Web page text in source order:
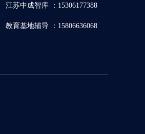
江苏中成智库 ：15306177388
教育基地辅导 ：15806636068